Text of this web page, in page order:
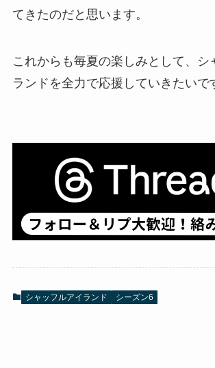
てきたのだと思います。
これからも毎夏の楽しみとして、シ
ランドを全力で応援していきたいで
シャッフルアイランド シーズン6